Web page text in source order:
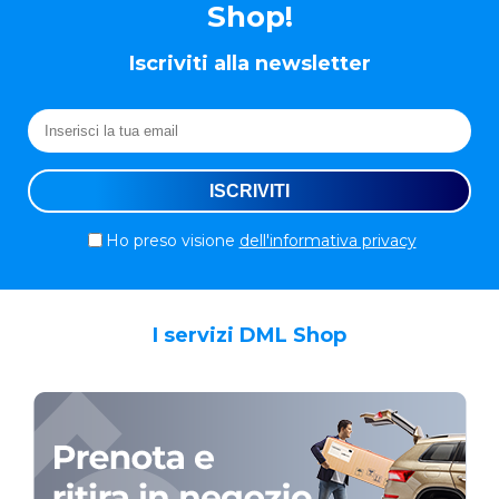
Shop!
Iscriviti alla newsletter
Ho preso visione dell'informativa privacy
I servizi DML Shop